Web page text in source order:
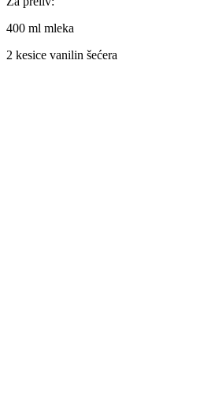
400 ml mleka
2 kesice vanilin šećera